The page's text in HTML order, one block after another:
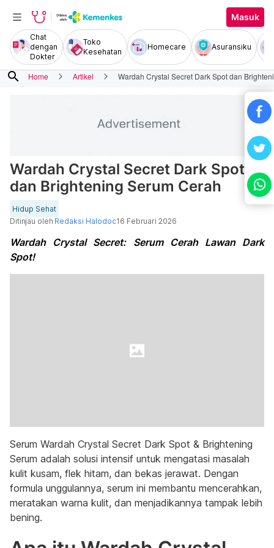
Masuk
Chat
dengan
Dokter
Toko
Kesehatan
Homecare Asuransiku
search Home Artikel Wardah Crystal Secret Dark Spot dan
Wardah Crystal Secret Dark Spot
dan Brightening Serum Cerah
Hidup Sehat
Ditinjau oleh Redaksi Halodoc16 Februari 2026
Wardah Crystal Secret: Serum Cerah Lawan Dark
Spot!
Serum Wardah Crystal Secret Dark Spot & Brightening
Serum adalah solusi intensif untuk mengatasi masalah
kulit kusam, flek hitam, dan bekas jerawat. Dengan
formula unggulannya, serum ini membantu mencerahkan,
meratakan warna kulit, dan menjadikannya tampak lebih
bening.